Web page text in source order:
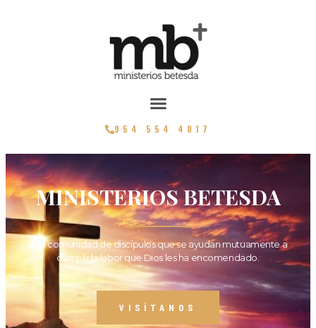
954 554 4017
MINISTERIOS BETESDA
Una comunidad de discípulos que se ayudan mutuamente a
cumplir la labor que Dios les ha encomendado.
VISÍTANOS